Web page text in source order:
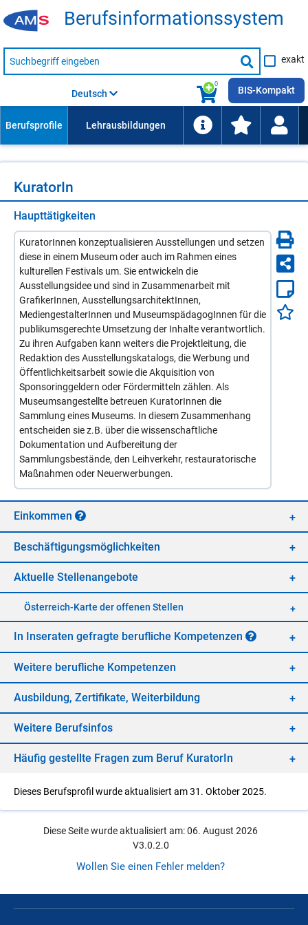
Be­rufs­in­for­ma­ti­ons­sys­tem
Suche
nach
Suche
starten
exakt
0
Deutsch BIS-Kompakt
Ku­ra­to­rIn
Haupttätigkeiten
KuratorInnen konzeptualisieren Ausstellungen und setzen
diese in einem Museum oder auch im Rahmen eines
kulturellen Festivals um. Sie entwickeln die
Ausstellungsidee und sind in Zusammenarbeit mit
GrafikerInnen, AusstellungsarchitektInnen,
MediengestalterInnen und MuseumspädagogInnen für die
publikumsgerechte Umsetzung der Inhalte verantwortlich.
Zu ihren Aufgaben kann weiters die Projektleitung, die
Redaktion des Ausstellungskatalogs, die Werbung und
Öffentlichkeitsarbeit sowie die Akquisition von
Sponsoringgeldern oder Fördermitteln zählen. Als
Museumsangestellte betreuen KuratorInnen die
Sammlung eines Museums. In diesem Zusammenhang
entscheiden sie z.B. über die wissenschaftliche
Dokumentation und Aufbereitung der
Sammlungsbestände, den Leihverkehr, restauratorische
Maßnahmen oder Neuerwerbungen.
Ein­kom­men
Be­schäf­ti­gungs­mög­lich­kei­ten
Ak­tu­el­le Stel­len­an­ge­bo­te
Öster­reich-Kar­te der of­fe­nen Stel­len
In In­se­ra­ten ge­frag­te be­ruf­li­che Kom­pe­ten­zen
Wei­te­re be­ruf­li­che Kom­pe­ten­zen
Aus­bil­dung, Zer­ti­fi­ka­te, Wei­ter­bil­dung
Wei­te­re Be­rufs­in­fos
Häu­fig ge­stell­te Fra­gen zum Be­ruf Ku­ra­to­rIn
Dieses Berufsprofil wurde aktualisiert am 31. Oktober 2025.
Diese Seite wurde aktualisiert am: 06. August 2026
V3.0.2.0
Wollen Sie einen Fehler melden?